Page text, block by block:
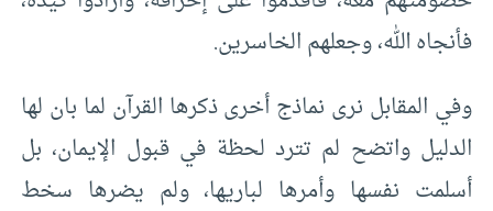
فأنجاه الله، وجعلهم الخاسرين.
وفي المقابل نرى نماذج أخرى ذكرها القرآن لما بان لها
الدليل واتضح لم تترد لحظة في قبول الإيمان، بل
أسلمت نفسها وأمرها لباريها، ولم يضرها سخط